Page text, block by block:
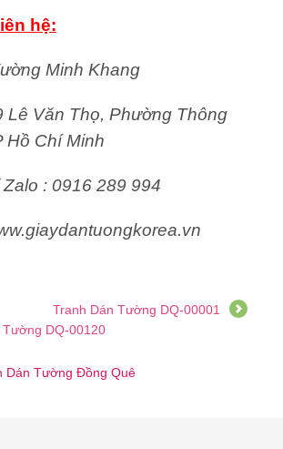
hệ:
Minh Khang
Lê Văn Thọ, Phường Thông
Hồ Chí Minh
: 0916 289 994
Tranh Dán Tường DQ-00001
Tường DQ-00120
Dán Tường Đồng Quê